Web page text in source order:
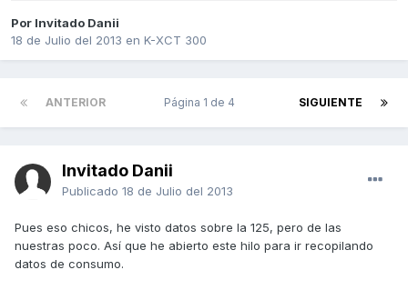
Por Invitado Danii
18 de Julio del 2013 en K-XCT 300
ANTERIOR SIGUIENTE
Página 1 de 4
Invitado Danii
Publicado 18 de Julio del 2013
Pues eso chicos, he visto datos sobre la 125, pero de las
nuestras poco. Así que he abierto este hilo para ir recopilando
datos de consumo.